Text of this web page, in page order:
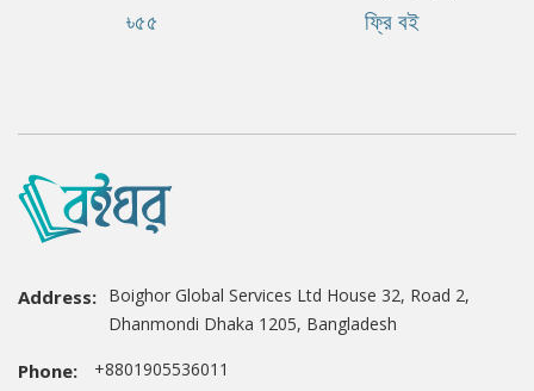
৳৫৫ ফ্রি বই
Address: Boighor Global Services Ltd House 32, Road 2,
Dhanmondi Dhaka 1205, Bangladesh
Phone: +8801905536011